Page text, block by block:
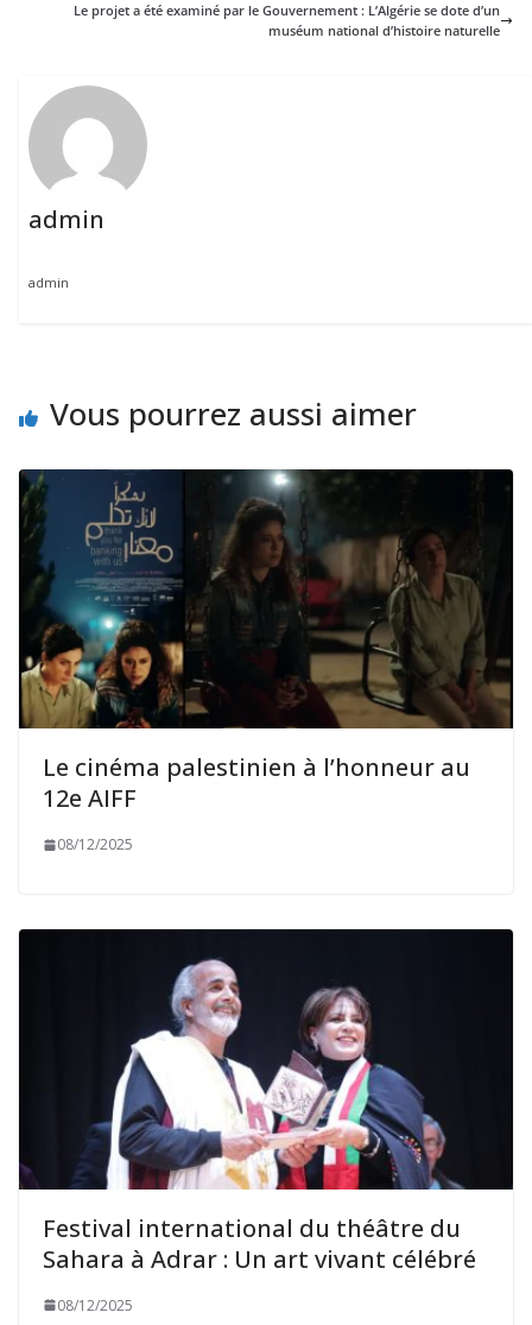
Le projet a été examiné par le Gouvernement : L’Algérie se dote d’un
muséum national d’histoire naturelle
admin
admin
Vous pourrez aussi aimer
Le cinéma palestinien à l’honneur au
12e AIFF
08/12/2025
Festival international du théâtre du
Sahara à Adrar : Un art vivant célébré
08/12/2025